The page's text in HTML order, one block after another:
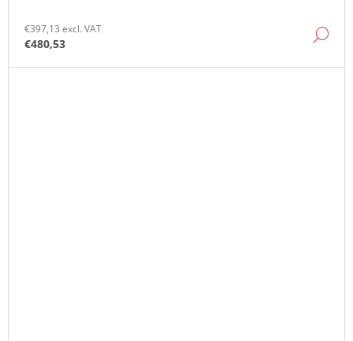
€397,13 excl. VAT
€480,53